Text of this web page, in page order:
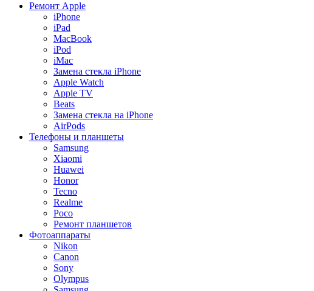
Ремонт Apple
iPhone
iPad
MacBook
iPod
iMac
Замена стекла iPhone
Apple Watch
Apple TV
Beats
Замена стекла на iPhone
AirPods
Телефоны и планшеты
Samsung
Xiaomi
Huawei
Honor
Tecno
Realme
Poco
Ремонт планшетов
Фотоаппараты
Nikon
Canon
Sony
Olympus